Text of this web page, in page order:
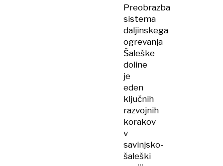
Preobrazba
sistema
daljinskega
ogrevanja
Šaleške
doline
je
eden
ključnih
razvojnih
korakov
v
savinjsko-
šaleški